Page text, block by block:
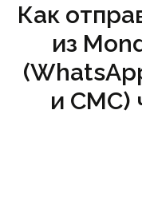
Как
из
и СМС)